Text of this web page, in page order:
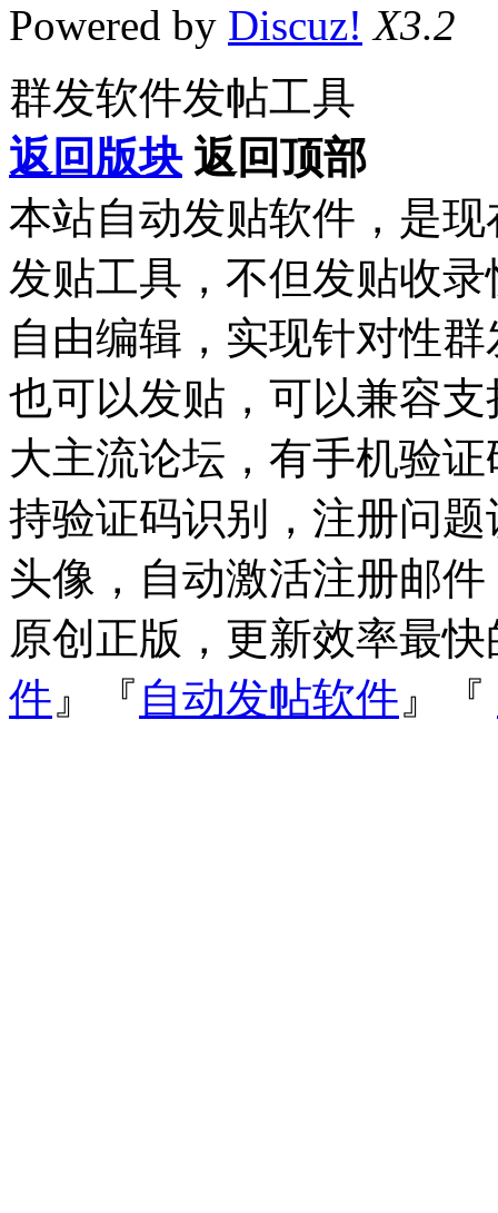
Powered by Discuz! X3.2
群发软件发帖工具
返回版块 返回顶部
本站自动发贴软件，是
发贴工具，不但发贴收
自由编辑，实现针对性
也可以发贴，可以兼容支
大主流论坛，有手机验
持验证码识别，注册问
头像，自动激活注册邮
原创正版，更新效率最
件 』『 自动发帖软件 』『